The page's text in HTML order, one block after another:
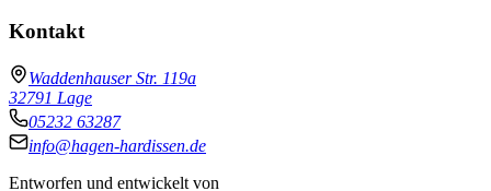
Kontakt
Waddenhauser Str. 119a
32791 Lage
05232 63287
info@hagen-hardissen.de
Entworfen und entwickelt von